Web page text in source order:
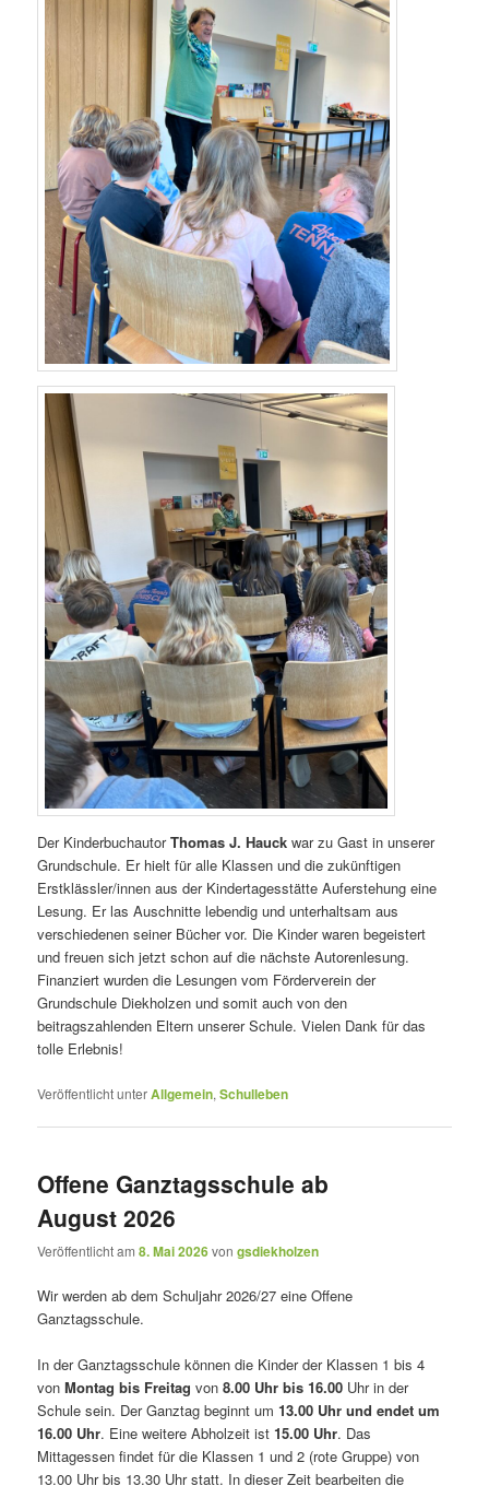
Der KinderbuchautorThomas J. Hauckwar zu Gast in unserer
Grundschule. Er hielt für alle Klassen und die zukünftigen
Erstklässler/innen aus der Kindertagesstätte Auferstehung eine
Lesung. Er las Auschnitte lebendig und unterhaltsam aus
verschiedenen seiner Bücher vor. Die Kinder waren begeistert
und freuen sich jetzt schon auf die nächste Autorenlesung.
Finanziert wurden die Lesungen vom Förderverein der
Grundschule Diekholzen und somit auch von den
beitragszahlenden Eltern unserer Schule. Vielen Dank für das
tolle Erlebnis!
Veröffentlicht unterAllgemein,Schulleben
Offene Ganztagsschule ab
August 2026
Veröffentlicht am8. Mai 2026vongsdiekholzen
Wir werden ab dem Schuljahr 2026/27 eine Offene
Ganztagsschule.
In der Ganztagsschule können die Kinder der Klassen 1 bis 4
vonMontag bis Freitag von8.00 Uhr bis 16.00 Uhr in der
Schule sein. Der Ganztag beginnt um13.00 Uhr und endet um
16.00 Uhr. Eine weitere Abholzeit ist15.00 Uhr. Das
Mittagessen findet für die Klassen 1 und 2 (rote Gruppe) von
13.00 Uhr bis 13.30 Uhr statt. In dieser Zeit bearbeiten die